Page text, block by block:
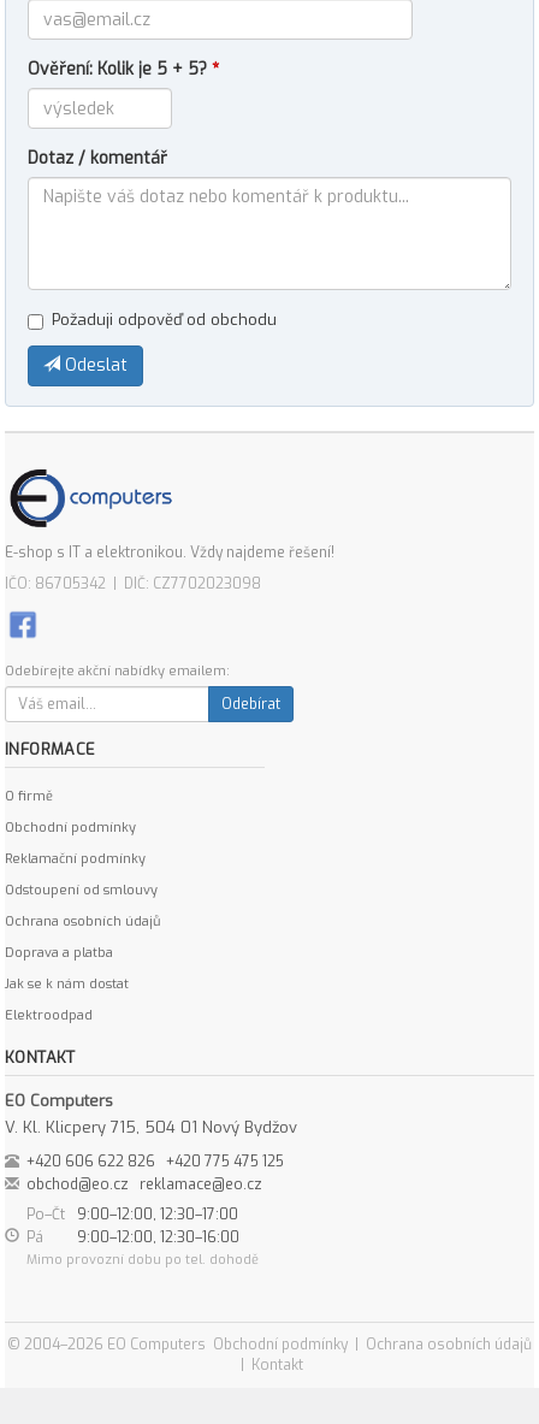
Ověření: Kolik je 5 + 5? *
Dotaz / komentář
Požaduji odpověď od obchodu
Odeslat
E-shop s IT a elektronikou. Vždy najdeme řešení!
IČO: 86705342 | DIČ: CZ7702023098
Odebírejte akční nabídky emailem:
Odebírat
INFORMACE
O firmě
Obchodní podmínky
Reklamační podmínky
Odstoupení od smlouvy
Ochrana osobních údajů
Doprava a platba
Jak se k nám dostat
Elektroodpad
KONTAKT
EO Computers
V. Kl. Klicpery 715, 504 01 Nový Bydžov
+420 606 622 826
+420 775 475 125
obchod@eo.cz
reklamace@eo.cz
Po–Čt
9:00–12:00, 12:30–17:00
Pá
9:00–12:00, 12:30–16:00
Mimo provozní dobu po tel. dohodě
© 2004–2026 EO Computers Obchodní podmínky
Ochrana osobních údajů
Kontakt